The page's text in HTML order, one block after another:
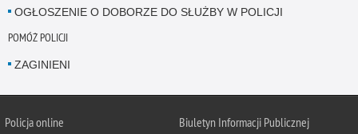
OGŁOSZENIE O DOBORZE DO SŁUŻBY W POLICJI
POMÓŻ POLICJI
ZAGINIENI
Policja online Biuletyn Informacji Publicznej